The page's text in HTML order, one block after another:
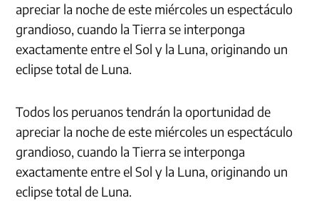
apreciar la noche de este miércoles un espectáculo
grandioso, cuando la Tierra se interponga
exactamente entre el Sol y la Luna, originando un
eclipse total de Luna.
Todos los peruanos tendrán la oportunidad de
apreciar la noche de este miércoles un espectáculo
grandioso, cuando la Tierra se interponga
exactamente entre el Sol y la Luna, originando un
eclipse total de Luna.